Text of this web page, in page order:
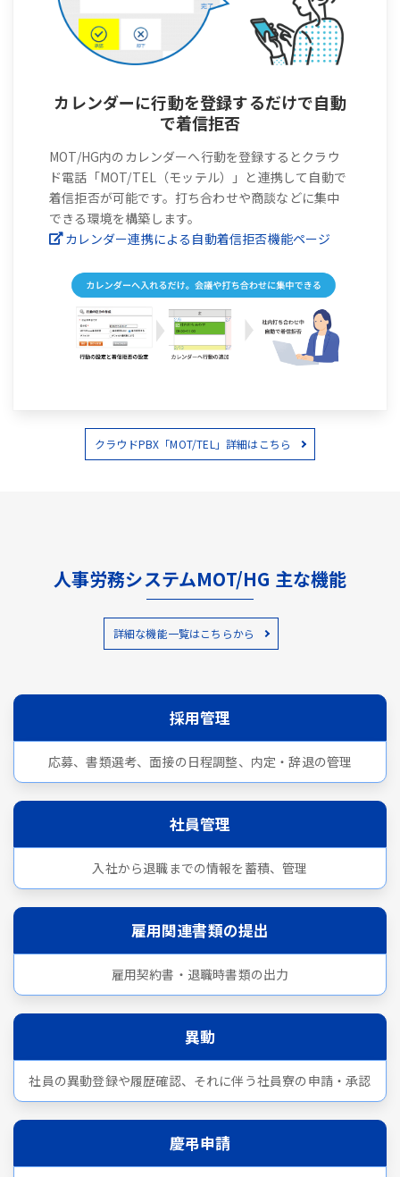
カレンダーに行動を登録するだけで自動
で着信拒否
MOT/HG内のカレンダーへ行動を登録するとクラウ
ド電話「MOT/TEL（モッテル）」と連携して自動で
着信拒否が可能です。打ち合わせや商談などに集中
できる環境を構築します。
カレンダー連携による自動着信拒否機能ページ
クラウドPBX「MOT/TEL」詳細はこちら
人事労務システムMOT/HG 主な機能
詳細な機能一覧はこちらから
採用管理
応募、書類選考、面接の日程調整、内定・辞退の管理
社員管理
入社から退職までの情報を蓄積、管理
雇用関連書類の提出
雇用契約書・退職時書類の出力
異動
社員の異動登録や履歴確認、それに伴う社員寮の申請・承認
慶弔申請